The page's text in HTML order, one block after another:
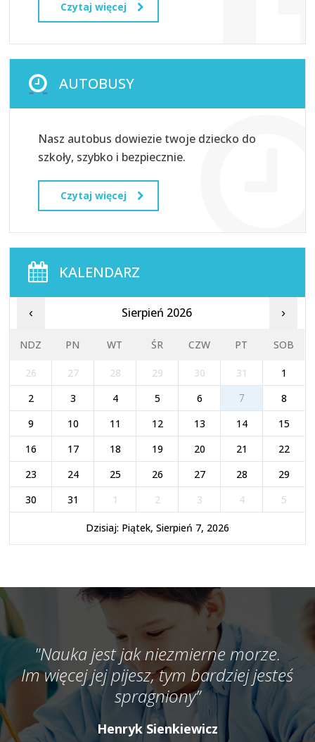
Czytaj więcej
AUTOBUSY
Nasz autobus dowiezie twoje dziecko do
szkoły, szybko i bezpiecznie.
Czytaj więcej
KALENDARZ
‹ Sierpień 2026 ›
NDZ PN WT ŚR CZW PT SOB
26 27 28 29 30 31
1
2
3 4 5 6 7
8
9
10 11 12 13 14
15
16
17 18 19 20 21
22
23
24 25 26 27 28
29
30
31 1 2 3 4 5
Dzisiaj: Piątek, Sierpień 7, 2026
"Nauka jest jak niezmierne morze.
Im więcej jej pijesz, tym bardziej jesteś
spragniony”
Henryk Sienkiewicz